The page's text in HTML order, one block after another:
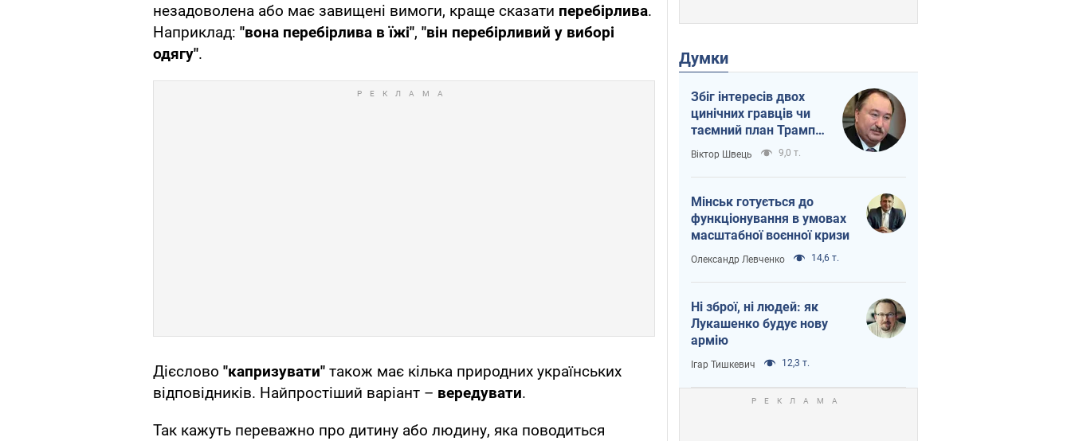
незадоволена або має завищені вимоги, краще сказати перебірлива.
Наприклад: "вона перебірлива в їжі", "він перебірливий у виборі
одягу".
Дієслово "капризувати" також має кілька природних українських
відповідників. Найпростіший варіант – вередувати.
Так кажуть переважно про дитину або людину, яка поводиться
Думки
Збіг інтересів двох
цинічних гравців чи
таємний план Трампа
і Путіна?
Віктор Швець 9,0 т.
Мінськ готується до
функціонування в умовах
масштабної воєнної кризи
Олександр Левченко 14,6 т.
Ні зброї, ні людей: як
Лукашенко будує нову
армію
Ігар Тишкевич 12,3 т.